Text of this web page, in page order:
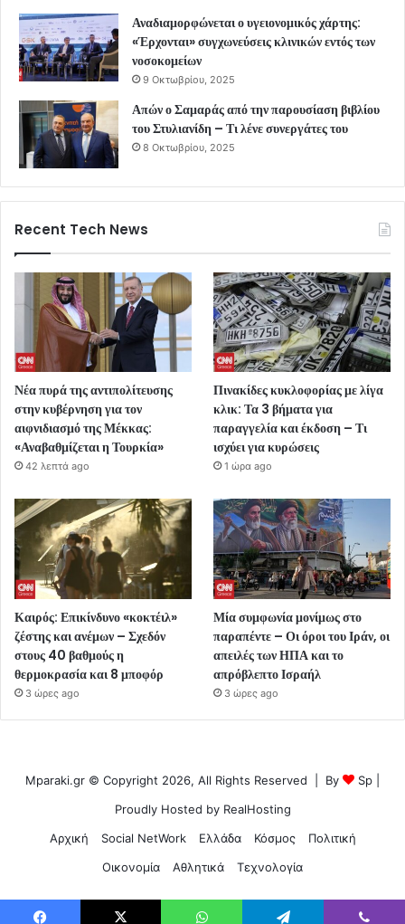
Αναδιαμορφώνεται ο υγειονομικός χάρτης:
«Έρχονται» συγχωνεύσεις κλινικών εντός των
νοσοκομείων
9 Οκτωβρίου, 2025
Απών ο Σαμαράς από την παρουσίαση βιβλίου
του Στυλιανίδη – Τι λένε συνεργάτες του
8 Οκτωβρίου, 2025
Recent Tech News
Νέα πυρά της αντιπολίτευσης
στην κυβέρνηση για τον
αιφνιδιασμό της Μέκκας:
«Αναβαθμίζεται η Τουρκία»
42 λεπτά ago
Πινακίδες κυκλοφορίας με λίγα
κλικ: Τα 3 βήματα για
παραγγελία και έκδοση – Τι
ισχύει για κυρώσεις
1 ώρα ago
Καιρός: Επικίνδυνο «κοκτέιλ»
ζέστης και ανέμων – Σχεδόν
στους 40 βαθμούς η
θερμοκρασία και 8 μποφόρ
3 ώρες ago
Μία συμφωνία μονίμως στο
παραπέντε – Οι όροι του Ιράν, οι
απειλές των ΗΠΑ και το
απρόβλεπτο Ισραήλ
3 ώρες ago
Mparaki.gr © Copyright 2026, All Rights Reserved | By Sp
Proudly Hosted by RealHosting
Αρχική
Social NetWork Ελλάδα Κόσμος
Πολιτική
Οικονομία
Αθλητικά Τεχνολογία